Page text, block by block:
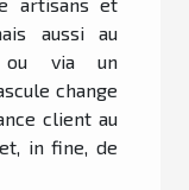
aussi au
ou via un
change
client au
in fine, de